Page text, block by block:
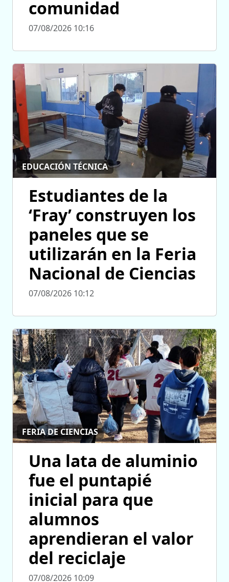
comunidad
07/08/2026 10:16
EDUCACIÓN TÉCNICA
Estudiantes de la
‘Fray’ construyen los
paneles que se
utilizarán en la Feria
Nacional de Ciencias
07/08/2026 10:12
FERIA DE CIENCIAS
Una lata de aluminio
fue el puntapié
inicial para que
alumnos
aprendieran el valor
del reciclaje
07/08/2026 10:09